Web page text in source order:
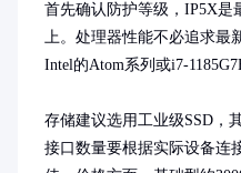
首先确认防护等级，IP5X是
上。处理器性能不必追求最
Intel的Atom系列或i7-
存储建议选用工业级SSD，
接口数量要根据实际设备连